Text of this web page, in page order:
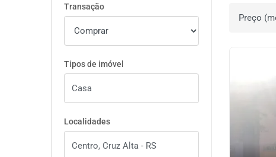
Transação
Tipos de imóvel
Localidades
Ordenar por